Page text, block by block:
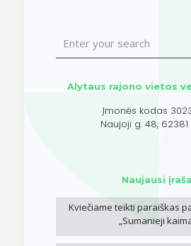
Alytaus rajono vietos
Įmonės kodas
Naujoji g. 48, 62381
Naujausi
Kviečiame teikti paraiškas
„Sumanieji